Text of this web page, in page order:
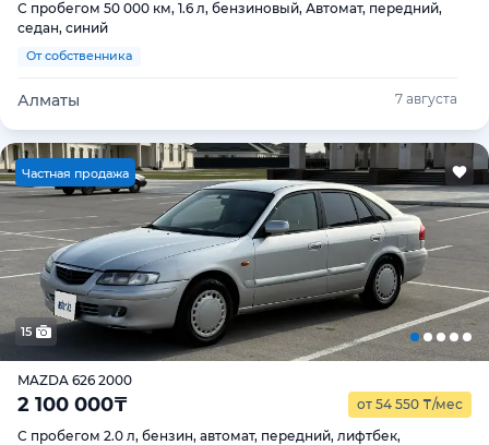
С пробегом 50 000 км, 1.6 л, бензиновый, Автомат, передний,
седан, синий
От собственника
Алматы 7 августа
Частная продажа
15
MAZDA 626 2000
2 100 000₸ от 54 550 ₸/мес
С пробегом 2.0 л, бензин, автомат, передний, лифтбек,